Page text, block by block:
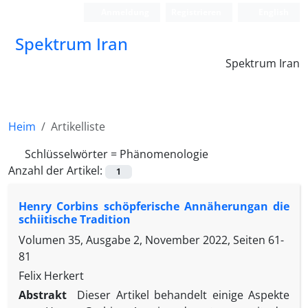
Spektrum Iran
Spektrum Iran
Heim
Artikelliste
Schlüsselwörter = Phänomenologie
Anzahl der Artikel:
1
Henry Corbins schöpferische Annäherungan die
schiitische Tradition
Volumen 35, Ausgabe 2, November 2022, Seiten 61-
81
Felix Herkert
Abstrakt
Dieser Artikel behandelt einige Aspekte